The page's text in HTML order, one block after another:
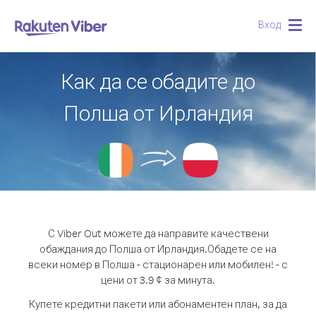
Вход
Как да се обадите до
Полша от Ирландия
С Viber Out можете да направите качествени
обаждания до Полша от Ирландия.Обадете се на
всеки номер в Полша - стационарен или мобилен! - с
цени от 3.9 ¢ за минута.
Купете кредитни пакети или абонаментен план, за да